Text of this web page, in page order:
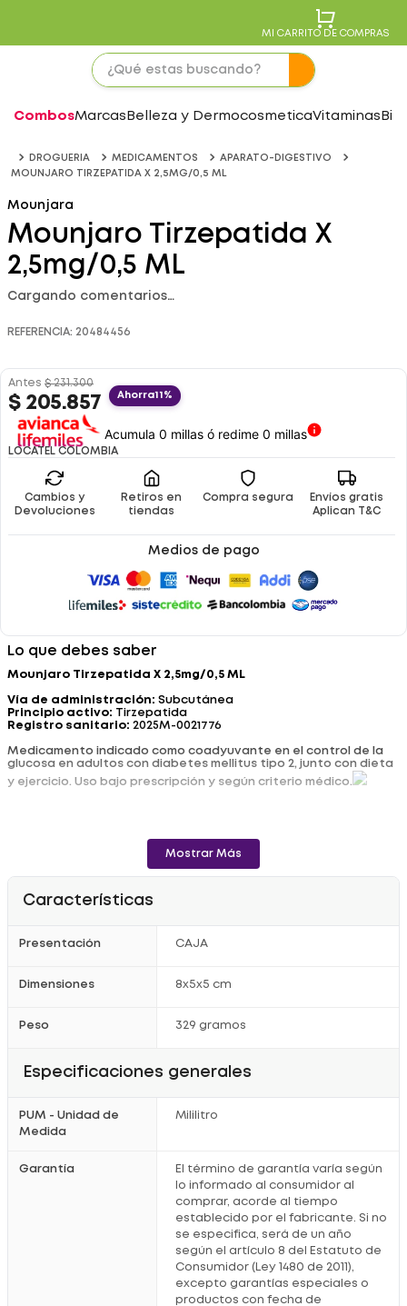
MI CARRITO DE COMPRAS
CombosMarcas Belleza y DermocosmeticaVitaminas
DROGUERIA MEDICAMENTOS
APARATO-DIGESTIVO
MOUNJARO TIRZEPATIDA X 2,5MG/0,5 ML
Mounjara
Mounjaro Tirzepatida X
2,5mg/0,5 ML
Cargando comentarios…
REFERENCIA: 20484456
Antes $ 231.300
$ 205.857 Ahorra11%
Acumula 0 millas ó redime 0 millas
LOCATEL COLOMBIA
Cambios y
Devoluciones
Retiros en
tiendas
Compra segura
Envíos gratis
Aplican T&C
Medios de pago
Lo que debes saber
Mounjaro Tirzepatida X 2,5mg/0,5 ML
Vía de administración: Subcutánea
Principio activo: Tirzepatida
Registro sanitario: 2025M-0021776
Medicamento indicado como coadyuvante en el control de la
glucosa en adultos con diabetes mellitus tipo 2, junto con dieta
y ejercicio. Uso bajo prescripción y según criterio médico.
Mostrar Más
Características
Presentación CAJA
Dimensiones 8x5x5 cm
Peso 329 gramos
Especificaciones generales
PUM - Unidad de
Medida
Mililitro
Garantía
El término de garantía varía según
lo informado al consumidor al
comprar, acorde al tiempo
establecido por el fabricante. Si no
se especifica, será de un año
según el artículo 8 del Estatuto de
Consumidor (Ley 1480 de 2011),
excepto garantías especiales o
productos con fecha de